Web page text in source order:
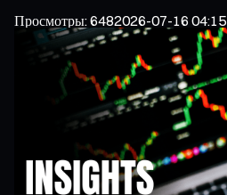
Просмотры:6482026-07-16 04:15